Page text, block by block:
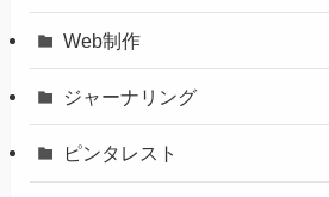
Web制作
ジャーナリング
ピンタレスト